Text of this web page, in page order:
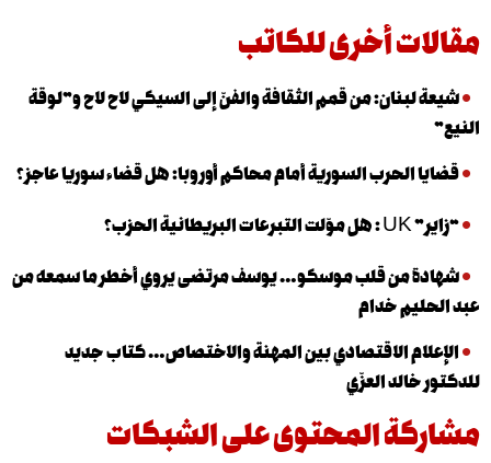
أخرى للكاتب
من قمم الثقافة والفنّ إلى السيكي لاح لاح و”لوقة
الحرب السورية أمام محاكم أوروبا: هل قضاء سوريا عاجز؟
من قلب موسكو… يوسف مرتضى يروي أخطر ما سمعه من
خدام
الاقتصادي بين المهنة والاختصاص… كتاب جديد
العزّي
المحتوى على الشبكات